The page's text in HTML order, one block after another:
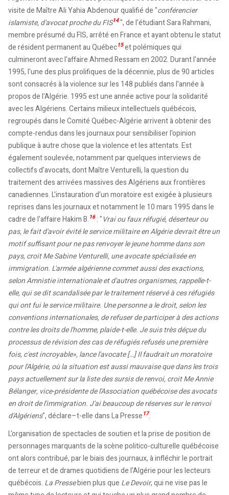
visite de Maître Ali Yahia Abdenour qualifié de "conférencier
islamiste, d'avocat proche du FIS14", de l'étudiant Sara Rahmani,
membre présumé du FIS, arrêté en France et ayant obtenu le statut
de résident permanent au Québec15et polémiques qui
culmineront avec l'affaire Ahmed Ressam en 2002. Durant l'année
1995, l'une des plus prolifiques de la décennie, plus de 90 articles
sont consacrés à la violence sur les 148 publiés dans l'année à
propos de l'Algérie. 1995 est une année active pour la solidarité
avec les Algériens. Certains milieux intellectuels québécois,
regroupés dans le Comité Québec-Algérie arrivent à obtenir des
compte-rendus dans les journaux pour sensibiliser l'opinion
publique à autre chose que la violence et les attentats. Est
également soulevée, notamment par quelques interviews de
collectifs d'avocats, dont Maître Venturelli, la question du
traitement des arrivées massives des Algériens aux frontières
canadiennes. L'instauration d'un moratoire est exigée à plusieurs
reprises dans les journaux et notamment le 10 mars 1995 dans le
cadre de l'affaire Hakim B. 16: "Vrai ou faux réfugié, déserteur ou
pas, le fait d'avoir évité le service militaire en Algérie devrait être un
motif suffisant pour ne pas renvoyer le jeune homme dans son
pays, croit Me Sabine Venturelli, une avocate spécialisée en
immigration. L'armée algérienne commet aussi des exactions,
selon Amnistie internationale et d'autres organismes, rappelle-t-
elle, qui se dit scandalisée par le traitement réservé à ces réfugiés
qui ont fui le service militaire. Une personne a le droit, selon les
conventions internationales, de refuser de participer à des actions
contre les droits de l'homme, plaide-t-elle. Je suis très déçue du
processus de révision des cas de réfugiés refusés une première
fois, c'est incroyable», lance l'avocate […] Il faudrait un moratoire
pour l'Algérie, où la situation est aussi mauvaise que dans les trois
pays actuellement sur la liste des sursis de renvoi, croit Me Annie
Bélanger, vice-présidente de l'Association québécoise des avocats
en droit de l'immigration. J'ai beaucoup de réserves sur le renvoi
d'Algériens", déclare–t-elle dans La Presse 17.
L'organisation de spectacles de soutien et la prise de position de
personnages marquants de la scène politico-culturelle québécoise
ont alors contribué, par le biais des journaux, à infléchir le portrait
de terreur et de drames quotidiens de l'Algérie pour les lecteurs
québécois. La Pressebien plus que Le Devoir, qui ne vise pas le